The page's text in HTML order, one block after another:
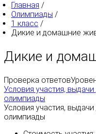
Главная /
Олимпиады /
1 класс /
Дикие и домашние
Дикие и
Проверка ответов
Условия участия,
олимпиады
Условия участия,
олимпиады